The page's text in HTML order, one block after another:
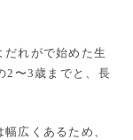
れがで始めた生
2〜3歳までと、長
広くあるため、